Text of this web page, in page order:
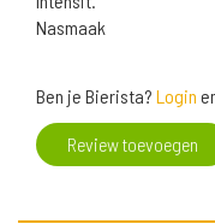
Nasmaak
Ben je Bierista? Login
Review toevoegen